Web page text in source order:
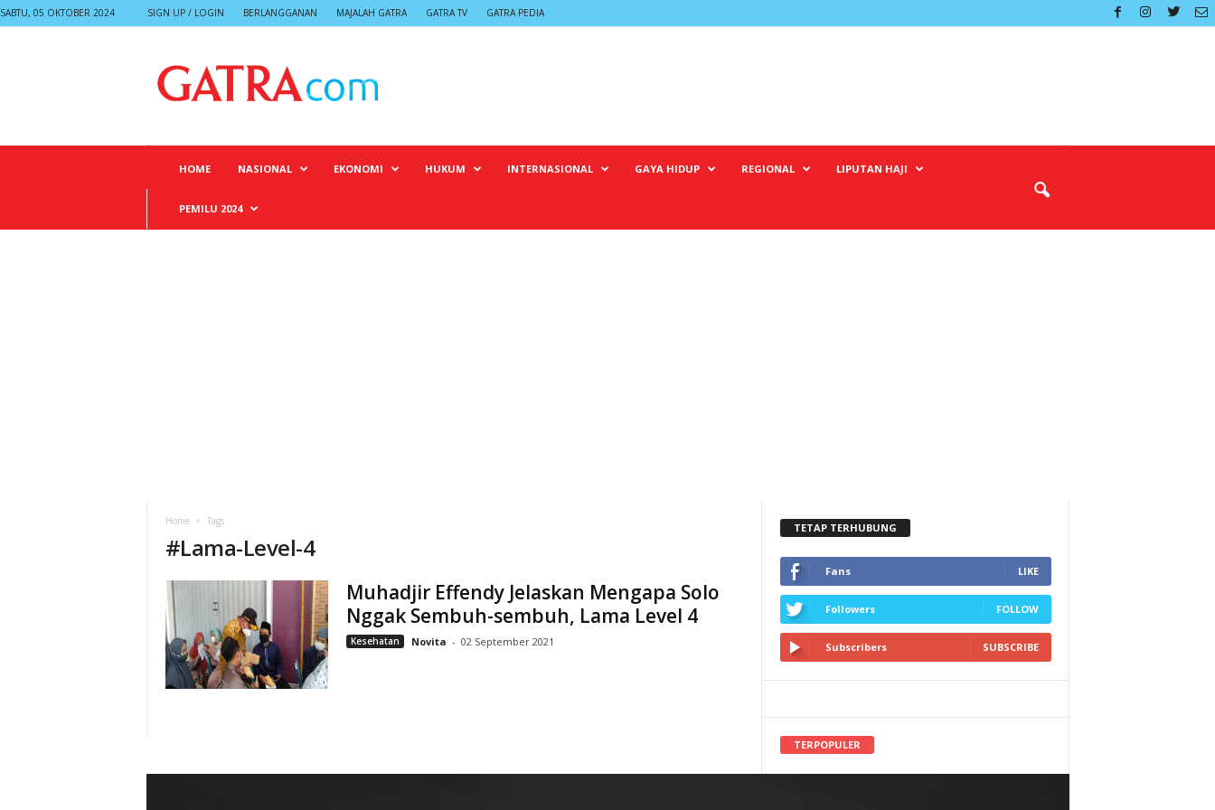
SABTU, 05 OKTOBER 2024 SIGN UP / LOGIN BERLANGGANAN MAJALAH GATRA GATRA TV GATRA PEDIA
HOME NASIONAL EKONOMI HUKUM INTERNASIONAL GAYA HIDUP REGIONAL LIPUTAN HAJI
PEMILU 2024
Home Tags
#Lama-Level-4
Muhadjir Effendy Jelaskan Mengapa Solo
Nggak Sembuh-sembuh, Lama Level 4
Kesehatan Novita - 02 September 2021
TETAP TERHUBUNG
Fans LIKE
Followers FOLLOW
Subscribers SUBSCRIBE
TERPOPULER